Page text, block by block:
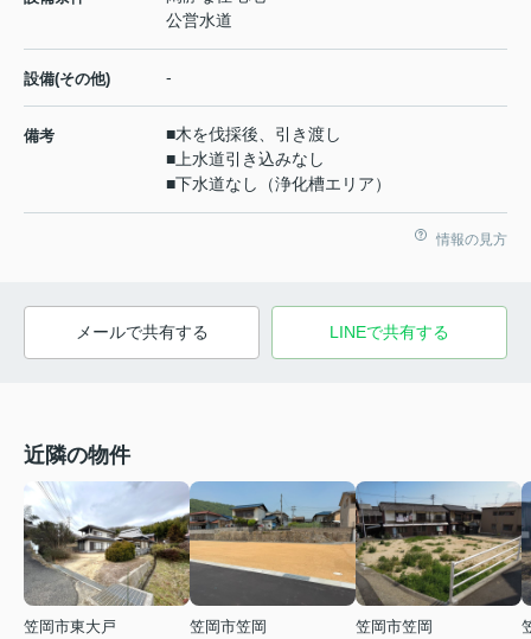
公営水道
設備(その他) -
備考
■木を伐採後、引き渡し
■上水道引き込みなし
■下水道なし（浄化槽エリア）
情報の見方
メールで共有する LINEで共有する
近隣の物件
笠岡市東大戸
笠岡市笠岡
笠岡市笠岡